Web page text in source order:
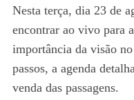
Nesta terça, dia 23 de
encontrar ao vivo para
importância da visão
passos, a agenda
venda das passagens.